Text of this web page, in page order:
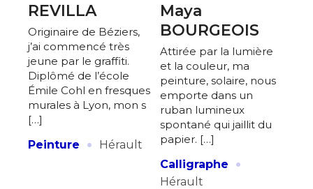
REVILLA
Originaire de Béziers,
j’ai commencé très
jeune par le graffiti.
Diplômé de l’école
Émile Cohl en fresques
murales à Lyon, mon s
[…]
Peinture
· Hérault
Maya
BOURGEOIS
Attirée par la lumière
et la couleur, ma
peinture, solaire, nous
emporte dans un
ruban lumineux
spontané qui jaillit du
papier. […]
Calligraphe
·
Hérault